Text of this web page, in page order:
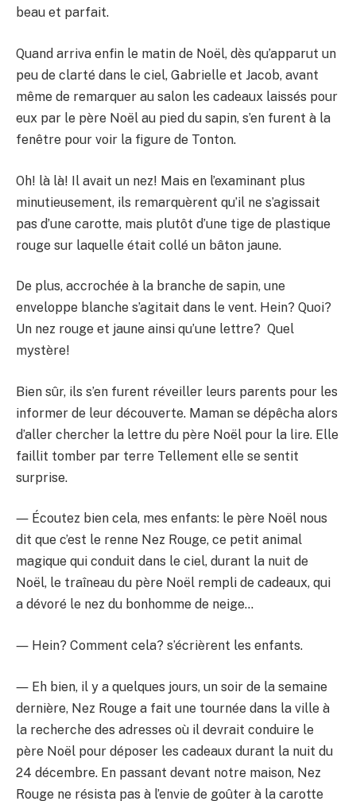
beau et parfait.
Quand arriva enfin le matin de Noël, dès qu’apparut un
peu de clarté dans le ciel, Gabrielle et Jacob, avant
même de remarquer au salon les cadeaux laissés pour
eux par le père Noël au pied du sapin, s’en furent à la
fenêtre pour voir la figure de Tonton.
Oh! là là! Il avait un nez! Mais en l’examinant plus
minutieusement, ils remarquèrent qu’il ne s’agissait
pas d’une carotte, mais plutôt d’une tige de plastique
rouge sur laquelle était collé un bâton jaune.
De plus, accrochée à la branche de sapin, une
enveloppe blanche s’agitait dans le vent. Hein? Quoi?
Un nez rouge et jaune ainsi qu’une lettre? Quel
mystère!
Bien sûr, ils s’en furent réveiller leurs parents pour les
informer de leur découverte. Maman se dépêcha alors
d’aller chercher la lettre du père Noël pour la lire. Elle
faillit tomber par terre Tellement elle se sentit
surprise.
― Écoutez bien cela, mes enfants: le père Noël nous
dit que c’est le renne Nez Rouge, ce petit animal
magique qui conduit dans le ciel, durant la nuit de
Noël, le traîneau du père Noël rempli de cadeaux, qui
a dévoré le nez du bonhomme de neige…
― Hein? Comment cela? s’écrièrent les enfants.
― Eh bien, il y a quelques jours, un soir de la semaine
dernière, Nez Rouge a fait une tournée dans la ville à
la recherche des adresses où il devrait conduire le
père Noël pour déposer les cadeaux durant la nuit du
24 décembre. En passant devant notre maison, Nez
Rouge ne résista pas à l’envie de goûter à la carotte